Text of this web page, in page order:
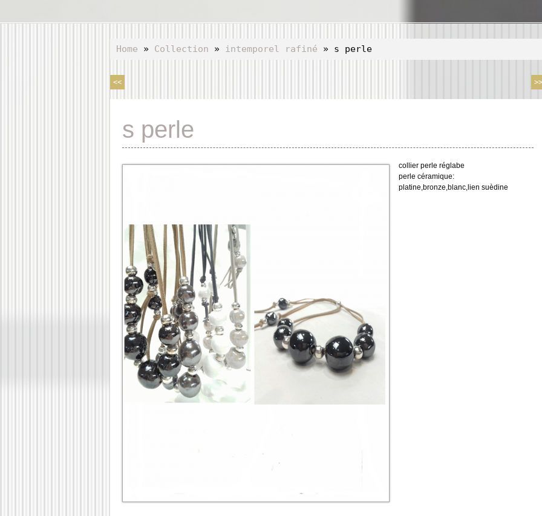
Home » Collection » intemporel rafiné » s perle
<< >>
s perle
collier perle réglabe
perle céramique:
platine,bronze,blanc,lien suèdine